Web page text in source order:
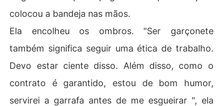
colocou a bandeja nas mãos.
Ela encolheu os ombros. "Ser garçonete
também significa seguir uma ética de trabalho.
Devo estar ciente disso. Além disso, como o
contrato é garantido, estou de bom humor,
servirei a garrafa antes de me esgueirar ", ela